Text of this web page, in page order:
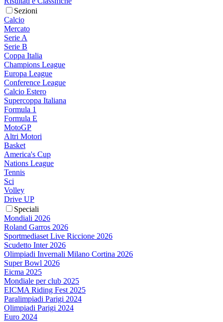
Sezioni
Calcio
Mercato
Serie A
Serie B
Coppa Italia
Champions League
Europa League
Conference League
Calcio Estero
Supercoppa Italiana
Formula 1
Formula E
MotoGP
Altri Motori
Basket
America's Cup
Nations League
Tennis
Sci
Volley
Drive UP
Speciali
Mondiali 2026
Roland Garros 2026
Sportmediaset Live Riccione 2026
Scudetto Inter 2026
Olimpiadi Invernali Milano Cortina 2026
Super Bowl 2026
Eicma 2025
Mondiale per club 2025
EICMA Riding Fest 2025
Paralimpiadi Parigi 2024
Olimpiadi Parigi 2024
Euro 2024